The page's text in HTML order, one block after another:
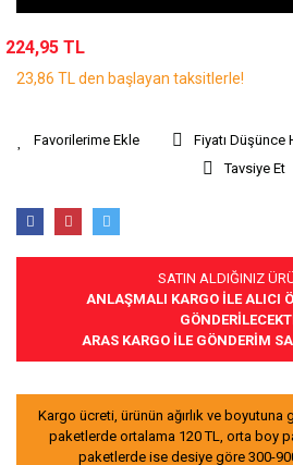
224,95 TL
23,86 TL den başlayan taksitlerle!
Fiyatı Düşünce
Tavsiye Et
SATIN ALDIĞINIZ
ANLAŞMALI KARGO İLE ALICI
ARAS KARGO İLE GÖNDERİM
Kargo ücreti, ürünün ağırlık ve
paketlerde ortalama 120 TL, orta boy
paketlerde ise desiye göre 300-